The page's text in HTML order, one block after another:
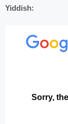
Yiddish: